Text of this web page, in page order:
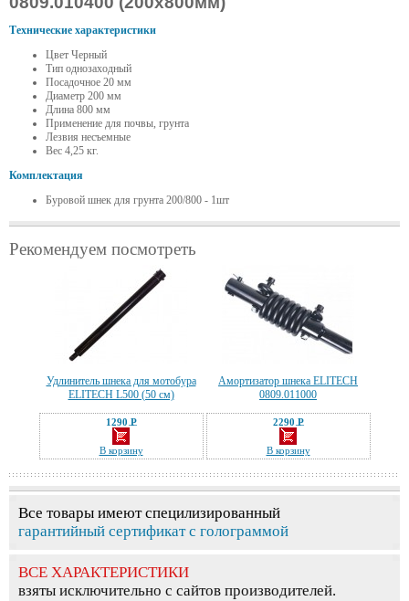
Технические характеристики
Цвет Черный
Тип однозаходный
Посадочное 20 мм
Диаметр 200 мм
Длина 800 мм
Применение для почвы, грунта
Лезвия несъемные
Вес 4,25 кг.
Комплектация
Буровой шнек для грунта 200/800 - 1шт
Рекомендуем посмотреть
Удлинитель шнека для мотобура
ELITECH L500 (50 см)
1290 Р
—
В корзину
Амортизатор шнека ELITECH
0809.011000
2290 Р
—
В корзину
Все товары имеют специлизированный
гарантийный сертификат с голограммой
ВСЕ ХАРАКТЕРИСТИКИ
взяты исключительно с сайтов производителей.